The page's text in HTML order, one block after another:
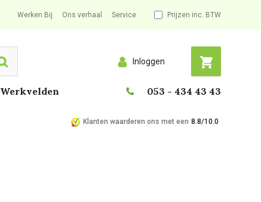
Werken Bij Ons verhaal Service Prijzen inc. BTW
Search Inloggen
Werkvelden 053 - 434 43 43
Klanten waarderen ons met een 8.8/10.0